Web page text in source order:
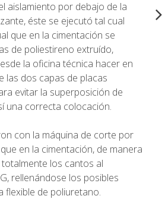
aislamiento por debajo de la
éste se ejecutó tal cual
que en la cimentación se
de poliestireno extruído,
la oficina técnica hacer en
las dos capas de placas
evitar la superposición de
una correcta colocación.
con la máquina de corte por
en la cimentación, de manera
los cantos al
rellenándose los posibles
flexible de poliuretano.